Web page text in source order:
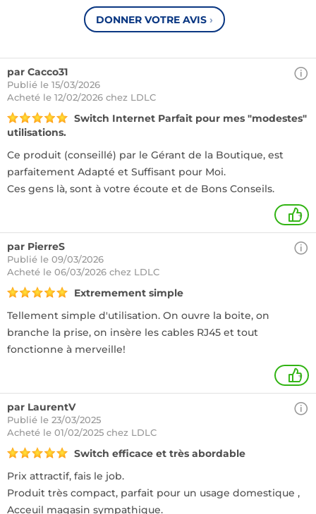
DONNER VOTRE AVIS ›
par Cacco31
Publié le 15/03/2026
Acheté le 12/02/2026 chez LDLC
Switch Internet Parfait pour mes "modestes"
utilisations.
Ce produit (conseillé) par le Gérant de la Boutique, est
parfaitement Adapté et Suffisant pour Moi.
Ces gens là, sont à votre écoute et de Bons Conseils.
+
par PierreS
Publié le 09/03/2026
Acheté le 06/03/2026 chez LDLC
Extremement simple
Tellement simple d'utilisation. On ouvre la boite, on
branche la prise, on insère les cables RJ45 et tout
fonctionne à merveille!
+
par LaurentV
Publié le 23/03/2025
Acheté le 01/02/2025 chez LDLC
Switch efficace et très abordable
Prix attractif, fais le job.
Produit très compact, parfait pour un usage domestique ,
Acceuil magasin sympathique.